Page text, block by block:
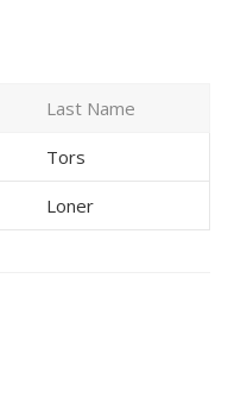
Last Name
Tors
Loner